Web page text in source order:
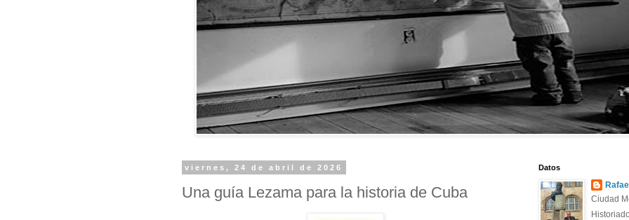
viernes, 24 de abril de 2026
Una guía Lezama para la historia de Cuba
Datos
Ciudad